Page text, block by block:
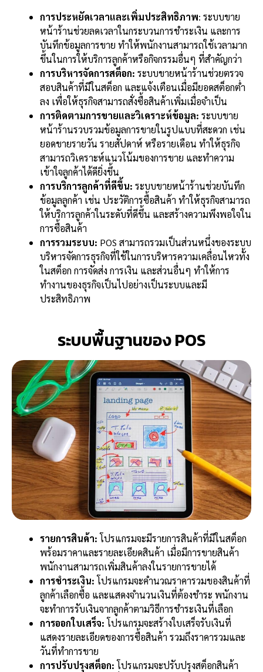
การประหยัดเวลาและเพิ่มประสิทธิภาพ: ระบบขาย
หน้าร้านช่วยลดเวลาในกระบวนการชำระเงิน และการ
บันทึกข้อมูลการขาย ทำให้พนักงานสามารถใช้เวลามาก
ขึ้นในการให้บริการลูกค้าหรือกิจกรรมอื่นๆ ที่สำคัญกว่า
การบริหารจัดการสต็อก: ระบบขายหน้าร้านช่วยตรวจ
สอบสินค้าที่มีในสต็อก และแจ้งเตือนเมื่อมียอดสต็อกต่ำ
ลง เพื่อให้ธุรกิจสามารถสั่งซื้อสินค้าเพิ่มเมื่อจำเป็น
การติดตามการขายและวิเคราะห์ข้อมูล: ระบบขาย
หน้าร้านรวบรวมข้อมูลการขายในรูปแบบที่สะดวก เช่น
ยอดขายรายวัน รายสัปดาห์ หรือรายเดือน ทำให้ธุรกิจ
สามารถวิเคราะห์แนวโน้มของการขาย และทำความ
เข้าใจลูกค้าได้ดียิ่งขึ้น
การบริการลูกค้าที่ดีขึ้น: ระบบขายหน้าร้านช่วยบันทึก
ข้อมูลลูกค้า เช่น ประวัติการซื้อสินค้า ทำให้ธุรกิจสามารถ
ให้บริการลูกค้าในระดับที่ดีขึ้น และสร้างความพึงพอใจใน
การซื้อสินค้า
การรวมระบบ: POS สามารถรวมเป็นส่วนหนึ่งของระบบ
บริหารจัดการธุรกิจที่ใช้ในการบริหารความเคลื่อนไหวทั้ง
ในสต็อก การจัดส่ง การเงิน และส่วนอื่นๆ ทำให้การ
ทำงานของธุรกิจเป็นไปอย่างเป็นระบบและมี
ประสิทธิภาพ
ระบบพื้นฐานของ POS
รายการสินค้า: โปรแกรมจะมีรายการสินค้าที่มีในสต็อก
พร้อมราคาและรายละเอียดสินค้า เมื่อมีการขายสินค้า
พนักงานสามารถเพิ่มสินค้าลงในรายการขายได้
การชำระเงิน: โปรแกรมจะคำนวณราคารวมของสินค้าที่
ลูกค้าเลือกซื้อ และแสดงจำนวนเงินที่ต้องชำระ พนักงาน
จะทำการรับเงินจากลูกค้าตามวิธีการชำระเงินที่เลือก
การออกใบเสร็จ: โปรแกรมจะสร้างใบเสร็จรับเงินที่
แสดงรายละเอียดของการซื้อสินค้า รวมถึงราคารวมและ
วันที่ทำการขาย
การปรับปรุงสต็อก: โปรแกรมจะปรับปรุงสต็อกสินค้า